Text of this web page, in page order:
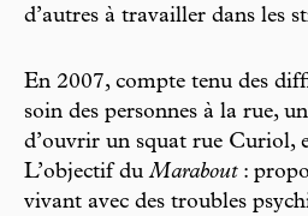
d’autres à travailler dans les
En 2007, compte tenu des
soin des personnes à la rue,
d’ouvrir un squat rue Curiol,
L’objectif duMarabout:
vivant avec des troubles